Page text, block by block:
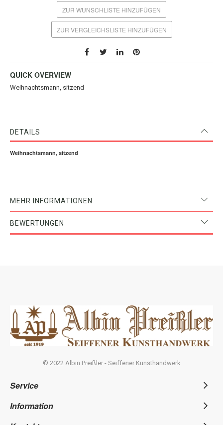
ZUR WUNSCHLISTE HINZUFÜGEN
ZUR VERGLEICHSLISTE HINZUFÜGEN
QUICK OVERVIEW
Weihnachtsmann, sitzend
DETAILS
Weihnachtsmann, sitzend
MEHR INFORMATIONEN
BEWERTUNGEN
© 2022 Albin Preißler - Seiffener Kunsthandwerk
Service
Information